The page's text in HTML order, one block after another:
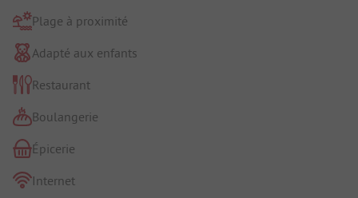
Plage à proximité
Adapté aux enfants
Restaurant
Boulangerie
Épicerie
Internet